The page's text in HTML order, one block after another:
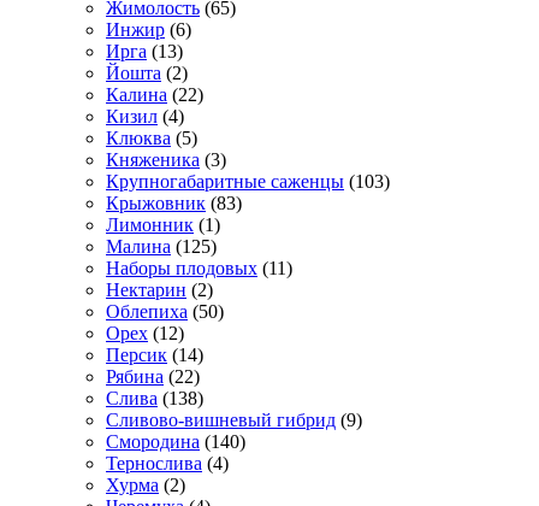
Жимолость (65)
Инжир (6)
Ирга (13)
Йошта (2)
Калина (22)
Кизил (4)
Клюква (5)
Княженика (3)
Крупногабаритные саженцы (103)
Крыжовник (83)
Лимонник (1)
Малина (125)
Наборы плодовых (11)
Нектарин (2)
Облепиха (50)
Орех (12)
Персик (14)
Рябина (22)
Слива (138)
Сливово-вишневый гибрид (9)
Смородина (140)
Тернослива (4)
Хурма (2)